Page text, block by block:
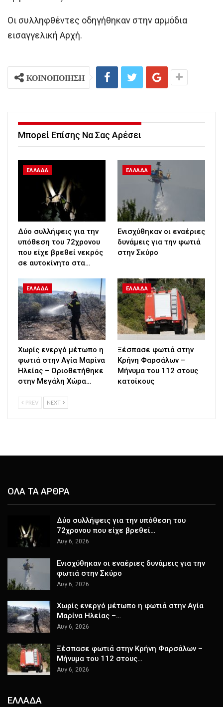
Οι συλληφθέντες οδηγήθηκαν στην αρμόδια
εισαγγελική Αρχή.
ΚΟΙΝΟΠΟΙΗΣΗ
Μπορεί Επίσης Να Σας Αρέσει
ΕΛΛΑΔΑ
Δύο συλλήψεις για την
υπόθεση του 72χρονου
που είχε βρεθεί νεκρός
σε αυτοκίνητο στα…
ΕΛΛΑΔΑ
Ενισχύθηκαν οι εναέριες
δυνάμεις για την φωτιά
στην Σκύρο
ΕΛΛΑΔΑ
Χωρίς ενεργό μέτωπο η
φωτιά στην Αγία Μαρίνα
Ηλείας – Οριοθετήθηκε
στην Μεγάλη Χώρα…
ΕΛΛΑΔΑ
Ξέσπασε φωτιά στην
Κρήνη Φαρσάλων –
Μήνυμα του 112 στους
κατοίκους
PREV NEXT
ΟΛΑ ΤΑ ΑΡΘΡΑ
Δύο συλλήψεις για την υπόθεση του
72χρονου που είχε βρεθεί…
Αυγ 6, 2026
Ενισχύθηκαν οι εναέριες δυνάμεις για την
φωτιά στην Σκύρο
Αυγ 6, 2026
Χωρίς ενεργό μέτωπο η φωτιά στην Αγία
Μαρίνα Ηλείας –…
Αυγ 6, 2026
Ξέσπασε φωτιά στην Κρήνη Φαρσάλων –
Μήνυμα του 112 στους…
Αυγ 6, 2026
ΕΛΛΑΔΑ